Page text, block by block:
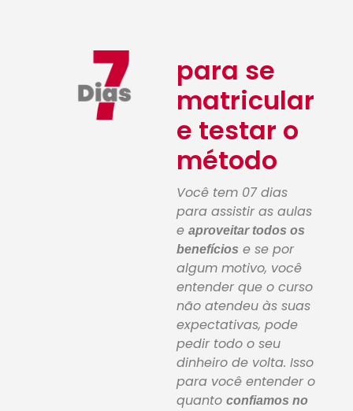
para se
matricular
e testar o
método
Você tem 07 dias
para assistir as aulas
e aproveitar todos os
benefícios e se por
algum motivo, você
entender que o curso
não atendeu às suas
expectativas, pode
pedir todo o seu
dinheiro de volta. Isso
para você entender o
quanto confiamos no